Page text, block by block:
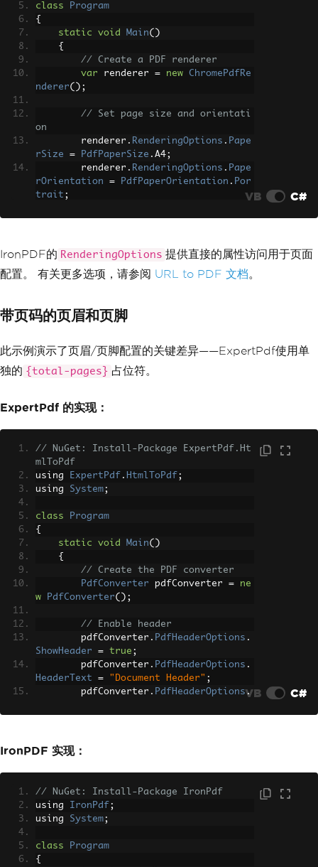
Console
L created successfully!"
}
class
Program
{
static
void Main()
{
// Create a PDF renderer
var renderer = new
ChromePdfRe
nderer();
// Set page size and orientati
on
        renderer
. RenderingOptions . Pape
rSize
= PdfPaperSize . A4;
        renderer
. RenderingOptions . Pape
rOrientation
= PdfPaperOrientation . Por
trait ;
Pdf( "https://www.example.com");
// Save to file
Console.WriteLine
}
VB C#
IronPDF的 RenderingOptions 提供直接的属性访问用于页面
配置。 有关更多选项，请参阅 URL to PDF 文档。
带页码的页眉和页脚
此示例演示了页眉/页脚配置的关键差异——ExpertPdf使用单
独的 {total-pages} 占位符。
ExpertPdf 的实现：
// NuGet: Install-Package ExpertPdf.Ht
mlToPdf
using
ExpertPdf . HtmlToPdf ;
using System;
class
Program
{
static
void Main()
{
// Create the PDF converter
PdfConverter pdfConverter =
ne
w
PdfConverter();
// Enable header
        pdfConverter
. PdfHeaderOptions .
ShowHeader
= true ;
        pdfConverter
. PdfHeaderOptions .
HeaderText
= "Document Header" ;
        pdfConverter
. PdfHeaderOptions.
bers
        pdfConverter
.PdfFooterOptions.
ShowFooter
true
        pdfConverter
PdfFooterOptions
FooterText
"Page &p; of &P;"
        pdfConverter
FooterTextAlignment
ign
;
VB C#
IronPDF 实现：
// NuGet: Install-Package IronPdf
using IronPdf ;
using System;
class
Program
{